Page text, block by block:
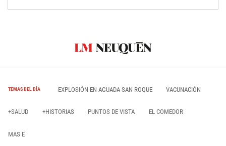
TEMAS DEL DÍA EXPLOSIÓN EN AGUADA SAN ROQUE VACUNACIÓN
+SALUD +HISTORIAS PUNTOS DE VISTA EL COMEDOR
MAS E